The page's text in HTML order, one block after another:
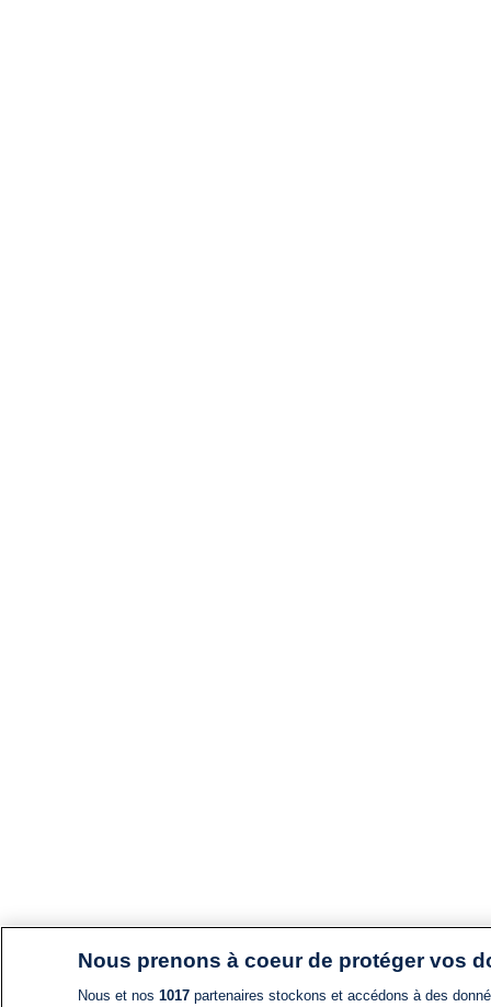
Nous prenons à coeur de protéger vos
Nous et nos 1017partenaires stockons et accédons à des